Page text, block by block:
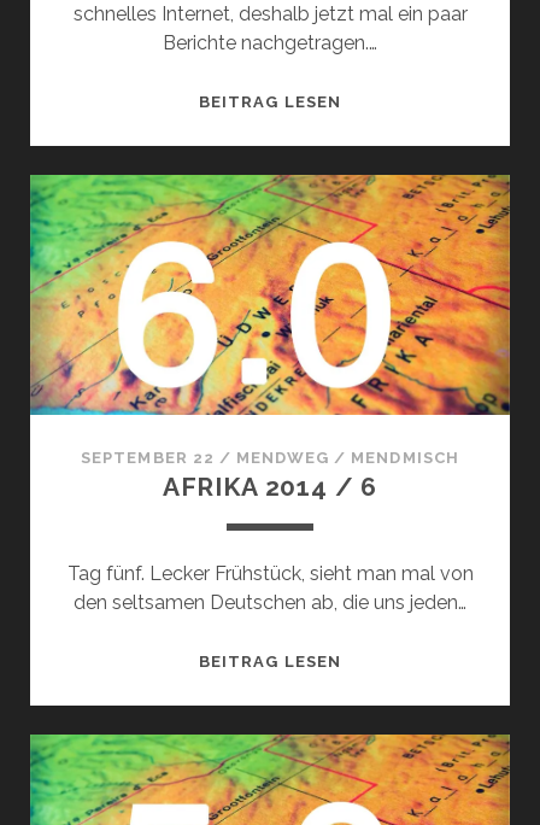
schnelles Internet, deshalb jetzt mal ein paar
Berichte nachgetragen.…
BEITRAG LESEN
8
SEPTEMBER 22 / MENDWEG / MENDMISCH
AFRIKA 2014 / 6
Tag fünf. Lecker Frühstück, sieht man mal von
den seltsamen Deutschen ab, die uns jeden…
BEITRAG LESEN
6